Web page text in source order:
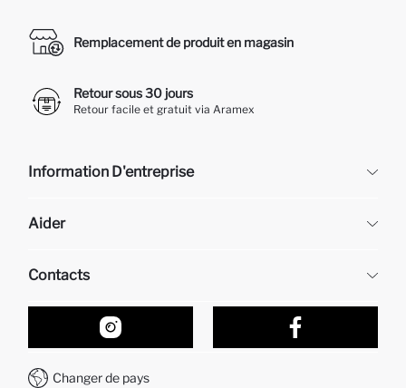
Remplacement de produit en magasin
Retour sous 30 jours
Retour facile et gratuit via Aramex
Information D'entreprise
À propos de nous
Aider
Retour et changement
Suivi de la Commande
Comment acheter sur DeFacto ?
Comment payer sur DeFacto?
Contacts
Nos Magasins
Formulaire de contact
Service Client +212 525 076 633
Changer de pays